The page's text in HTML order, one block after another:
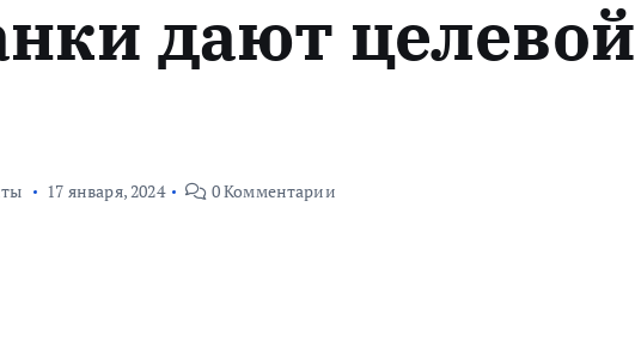
дают целевой
17 января, 2024 0 Комментарии